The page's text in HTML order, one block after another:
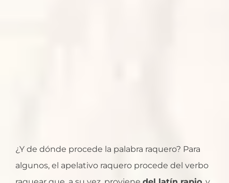
¿Y de dónde procede la palabra raquero? Para
algunos, el apelativo raquero procede del verbo